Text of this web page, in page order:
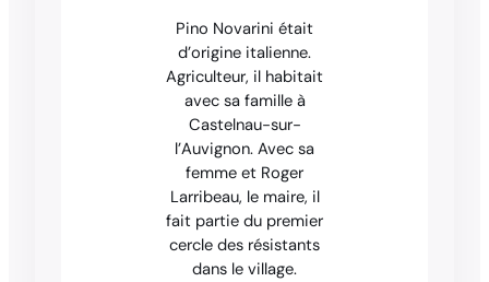
Pino Novarini était
d’origine italienne.
Agriculteur, il habitait
avec sa famille à
Castelnau-sur-
l’Auvignon. Avec sa
femme et Roger
Larribeau, le maire, il
fait partie du premier
cercle des résistants
dans le village.